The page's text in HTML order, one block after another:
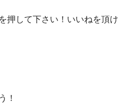
押して下さい！いいねを頂け
！